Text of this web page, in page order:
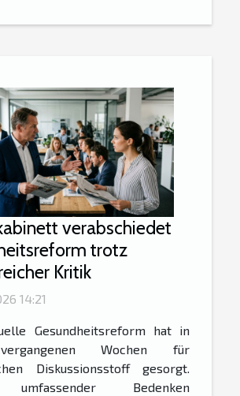
verabschiedet
trotz
Kritik
14:21
Gesundheitsreform hat in
Wochen für
Diskussionsstoff gesorgt.
Bedenken